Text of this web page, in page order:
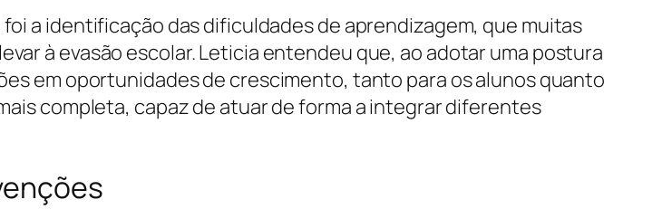
a identificação das dificuldades de aprendizagem, que muitas
à evasão escolar. Leticia entendeu que, ao adotar uma postura
em oportunidades de crescimento, tanto para os alunos quanto
completa, capaz de atuar de forma a integrar diferentes